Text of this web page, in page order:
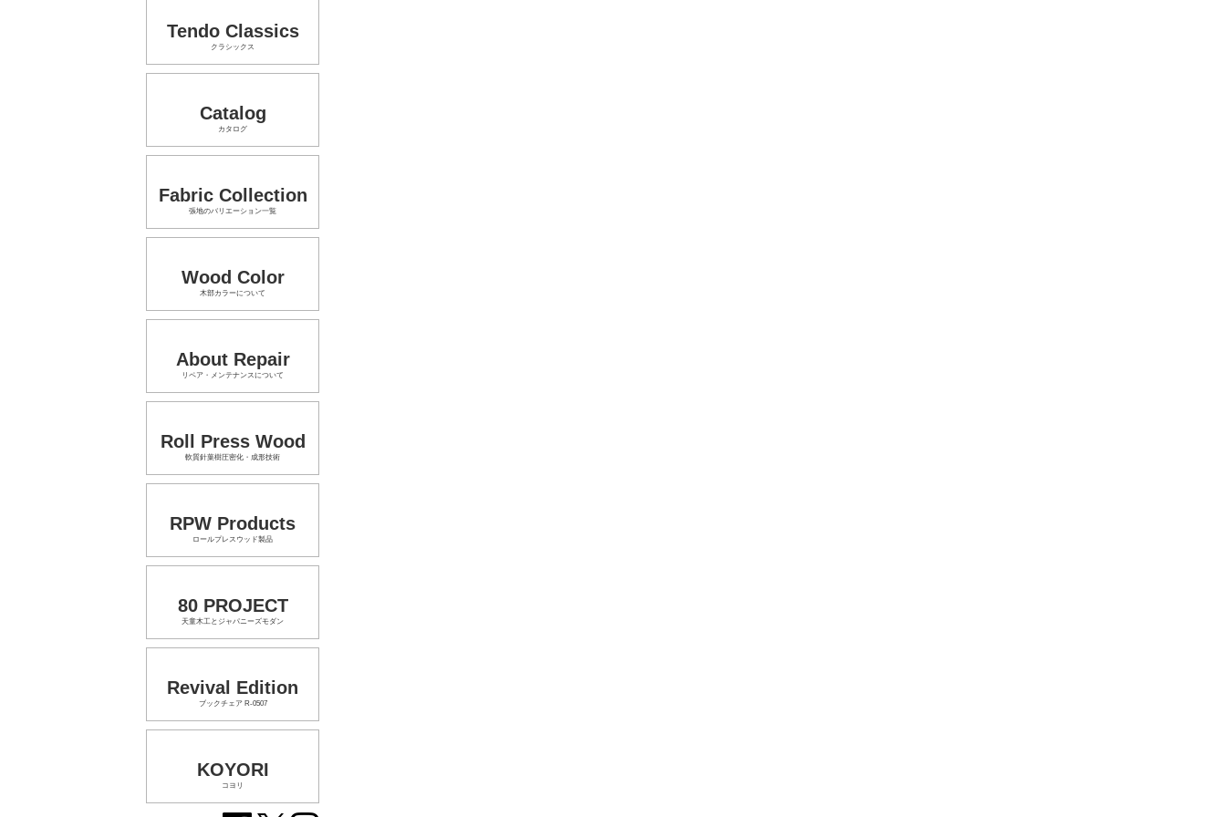
Tendo Classics
クラシックス
Catalog
カタログ
Fabric Collection
張地のバリエーション一覧
Wood Color
木部カラーについて
About Repair
リペア・メンテナンスについて
Roll Press Wood
軟質針葉樹圧密化・成形技術
RPW Products
ロールプレスウッド製品
80 PROJECT
天童木工とジャパニーズモダン
Revival Edition
ブックチェア R-0507
KOYORI
コヨリ